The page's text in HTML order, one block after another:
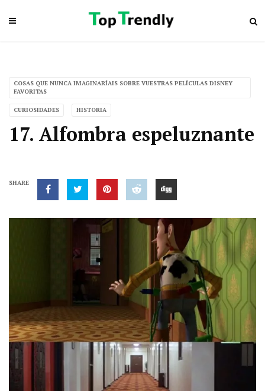
COSAS QUE NUNCA IMAGINARÍAIS SOBRE VUESTRAS PELÍCULAS DISNEY
FAVORITAS
CURIOSIDADES HISTORIA
17. Alfombra espeluznante
SHARE